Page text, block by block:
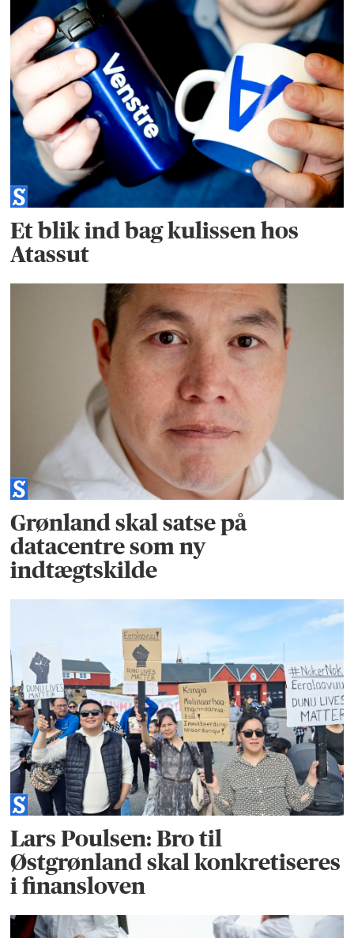
Et blik ind bag kulissen hos
Atassut
Grønland skal satse på
datacentre som ny
indtægtskilde
Lars Poulsen: Bro til
Østgrønland skal konkretiseres
i finansloven